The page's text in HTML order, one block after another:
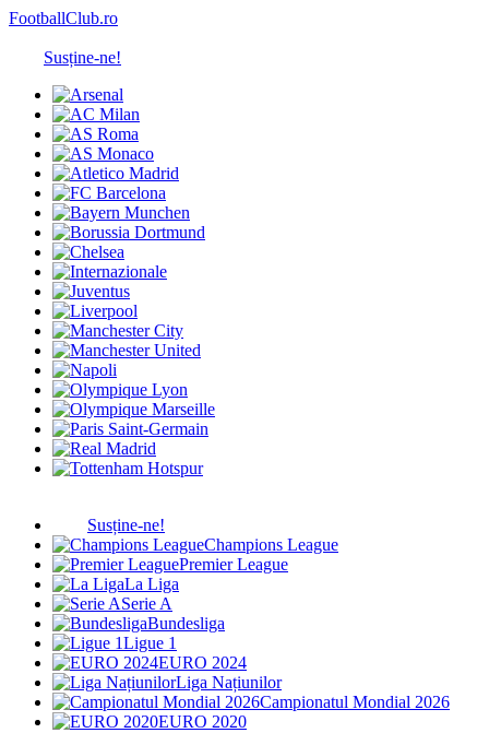
FootballClub.ro
Susține-ne!
Susține-ne!
Champions League
Premier League
La Liga
Serie A
Bundesliga
Ligue 1
EURO 2024
Liga Națiunilor
Campionatul Mondial 2026
EURO 2020